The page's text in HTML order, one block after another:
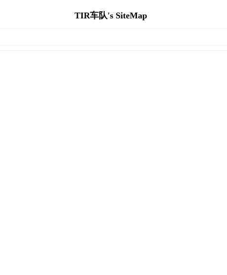
TIR车队's SiteMap